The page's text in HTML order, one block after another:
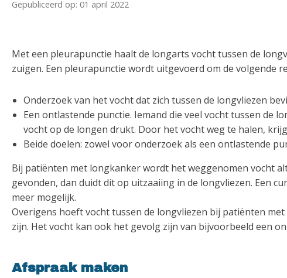
Gepubliceerd op: 01 april 2022
Met een pleurapunctie haalt de longarts vocht tussen de
zuigen. Een pleurapunctie wordt uitgevoerd om de volgende
Onderzoek van het vocht dat zich tussen de longvliezen
Een ontlastende punctie. Iemand die veel vocht tussen de
vocht op de longen drukt. Door het vocht weg te halen,
Beide doelen: zowel voor onderzoek als een ontlastende
Bij patiënten met longkanker wordt het weggenomen vocht
gevonden, dan duidt dit op uitzaaiing in de longvliezen. Een
meer mogelijk.
Overigens hoeft vocht tussen de longvliezen bij patiënten
zijn. Het vocht kan ook het gevolg zijn van bijvoorbeeld een
Afspraak maken